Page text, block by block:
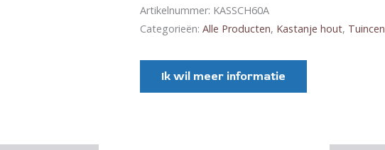
Avantgarde
aantal
Artikelnummer: KASSCH60A
Categorieën: Alle Producten, Kastanje hout,
Ik wil meer informatie